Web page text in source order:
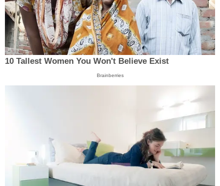
10 Tallest Women You Won't Believe Exist
Brainberries